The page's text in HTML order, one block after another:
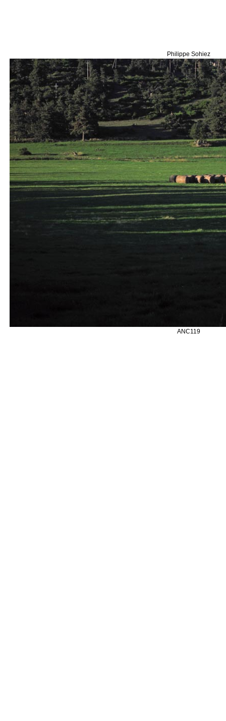
Philippe Sohiez
ANC119